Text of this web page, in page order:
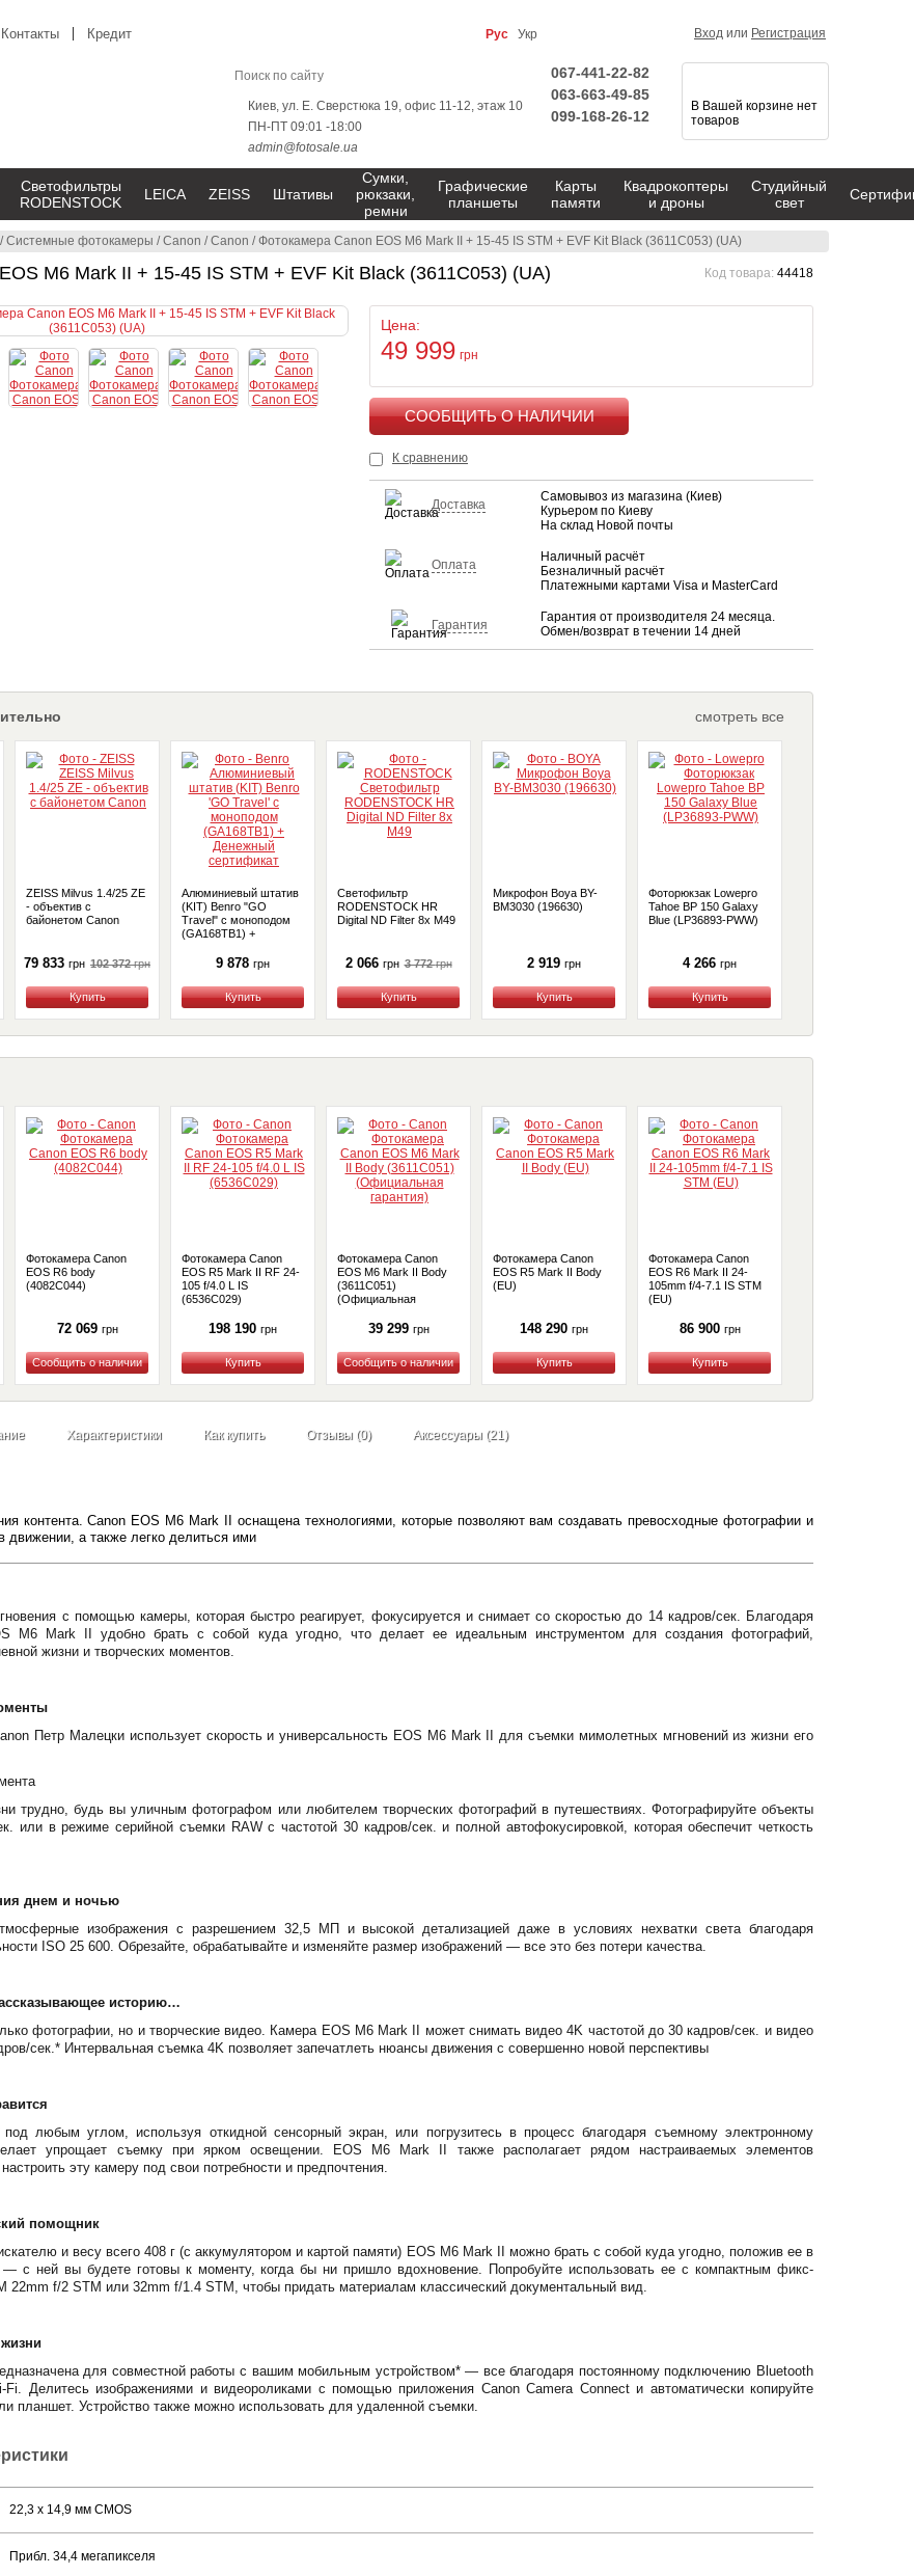
/Системные фотокамеры /Canon /Canon /Фотокамера Canon EOS M6 Mark II + 15-45 IS STM + EVF Kit Black (3611C053) (UA)
M6 Mark II + 15-45 IS STM + EVF Kit Black (3611C053) (UA) Код товара: 44418
Цена:
49 999 грн
К сравнению
Доставка
Самовывоз из магазина (Киев)
Курьером по Киеву
На склад Новой почты
Оплата
Наличный расчёт
Безналичный расчёт
Платежными картами Visa и MasterCard
Гарантия
Гарантия от производителя 24 месяца.
Обмен/возврат в течении 14 дней
смотреть все
ZEISS Milvus 1.4/25 ZE
- объектив с
байонетом Canon
79 833 грн 102 372грн
Купить
Алюминиевый штатив
(KIT) Benro "GO
Travel" с моноподом
(GA168TB1) +
9 878 грн
Купить
Светофильтр
RODENSTOCK HR
Digital ND Filter 8x M49
2 066 грн 3 772грн
Купить
Микрофон Boya BY-
BM3030 (196630)
2 919 грн
Купить
Фоторюкзак Lowepro
Tahoe BP 150 Galaxy
Blue (LP36893-PWW)
4 266 грн
Купить
Фотокамера Canon
EOS R6 body
(4082C044)
72 069 грн
Купить
Фотокамера Canon
EOS R5 Mark II RF 24-
105 f/4.0 L IS
(6536C029)
198 190 грн
Купить
Фотокамера Canon
EOS M6 Mark II Body
(3611C051)
(Официальная
39 299 грн
Купить
Фотокамера Canon
EOS R5 Mark II Body
(EU)
148 290 грн
Купить
Фотокамера Canon
EOS R6 Mark II 24-
105mm f/4-7.1 IS STM
(EU)
86 900 грн
Купить
Характеристики Как купить Отзывы (0) Аксессуары (21)
контента. Canon EOS M6 Mark II оснащена технологиями, которые позволяют вам создавать превосходные фотографии и
а также легко делиться ими
с помощью камеры, которая быстро реагирует, фокусируется и снимает со скоростью до 14 кадров/сек. Благодаря
M6 Mark II удобно брать с собой куда угодно, что делает ее идеальным инструментом для создания фотографий,
жизни и творческих моментов.
Петр Малецки использует скорость и универсальность EOS M6 Mark II для съемки мимолетных мгновений из жизни его
трудно, будь вы уличным фотографом или любителем творческих фотографий в путешествиях. Фотографируйте объекты
или в режиме серийной съемки RAW с частотой 30 кадров/сек. и полной автофокусировкой, которая обеспечит четкость
днем и ночью
изображения с разрешением 32,5 МП и высокой детализацией даже в условиях нехватки света благодаря
ISO 25 600. Обрезайте, обрабатывайте и изменяйте размер изображений — все это без потери качества.
историю…
фотографии, но и творческие видео. Камера EOS M6 Mark II может снимать видео 4K частотой до 30 кадров/сек. и видео
сек.* Интервальная съемка 4K позволяет запечатлеть нюансы движения с совершенно новой перспективы
под любым углом, используя откидной сенсорный экран, или погрузитесь в процесс благодаря съемному электронному
упрощает съемку при ярком освещении. EOS M6 Mark II также располагает рядом настраиваемых элементов
эту камеру под свои потребности и предпочтения.
помощник
и весу всего 408 г (с аккумулятором и картой памяти) EOS M6 Mark II можно брать с собой куда угодно, положив ее в
с ней вы будете готовы к моменту, когда бы ни пришло вдохновение. Попробуйте использовать ее с компактным фикс-
22mm f/2 STM или 32mm f/1.4 STM, чтобы придать материалам классический документальный вид.
для совместной работы с вашим мобильным устройством* — все благодаря постоянному подключению Bluetooth
Делитесь изображениями и видеороликами с помощью приложения Canon Camera Connect и автоматически копируйте
планшет. Устройство также можно использовать для удаленной съемки.
22,3 x 14,9 мм CMOS
Прибл. 34,4 мегапикселя
Контакты Кредит Рус Укр Вход или Регистрация
Киев, ул. Е. Сверстюка 19, офис 11-12, этаж 10
ПН-ПТ 09:01 -18:00
admin@fotosale.ua
067-441-22-82
063-663-49-85
099-168-26-12
В Вашей корзине нет
товаров
Светофильтры
RODENSTOCK
LEICA ZEISS Штативы
Сумки,
рюкзаки,
ремни
Графические
планшеты
Карты
памяти
Квадрокоптеры
и дроны
Студийный
свет